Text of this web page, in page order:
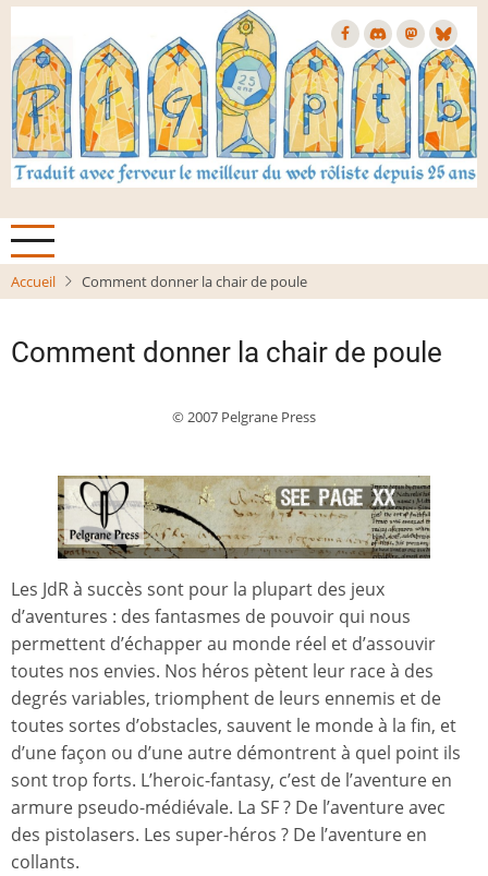
Aller
contenu
principal
Accueil Comment donner la chair de poule
Comment donner la chair de poule
© 2007 Pelgrane Press
Les JdR à succès sont pour la plupart des jeux
d’aventures : des fantasmes de pouvoir qui nous
permettent d’échapper au monde réel et d’assouvir
toutes nos envies. Nos héros pètent leur race à des
degrés variables, triomphent de leurs ennemis et de
toutes sortes d’obstacles, sauvent le monde à la fin, et
d’une façon ou d’une autre démontrent à quel point ils
sont trop forts. L’heroic-fantasy, c’est de l’aventure en
armure pseudo-médiévale. La SF ? De l’aventure avec
des pistolasers. Les super-héros ? De l’aventure en
collants.